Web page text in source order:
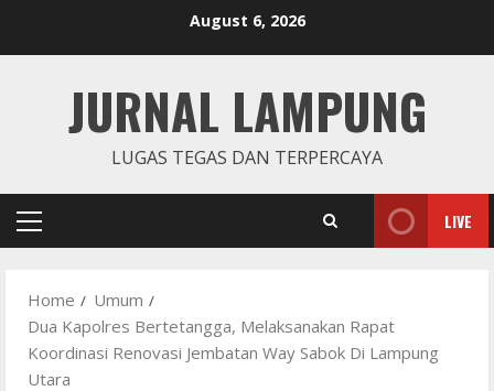
August 6, 2026
JURNAL LAMPUNG
LUGAS TEGAS DAN TERPERCAYA
Primary
LIVE
Home
Umum
Dua Kapolres Bertetangga, Melaksanakan Rapat
Koordinasi Renovasi Jembatan Way Sabok Di Lampung
Utara